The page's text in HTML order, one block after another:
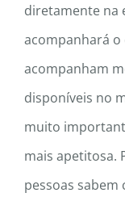
diretamente na
acompanhará o
acompanham
disponíveis no
muito
mais apetitosa.
pessoas sabem